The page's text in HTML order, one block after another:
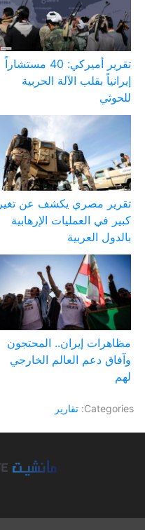
تقرير أميركي: 40 مستشاراً
إيرانياً بقلب الآلة الحربية
للحوثي
تقرير مصري يكشف عن تغير
كبير في العمليات الإرهابية
بالدول العربية
مظاهرات إيران.. المحتجون
وآفاق دعم العالم الخارجي
لهم
Categories: تقارير